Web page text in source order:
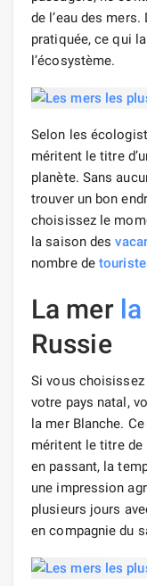
de l’eau des
pratiquée, ce qui
l’écosystème.
Selon les
méritent le titre
planète. Sans
trouver un bon
choisissez le
la saison des
nombre de
La mer
Russie
Si vous choisissez
votre pays natal,
la mer Blanche.
méritent le titre de
en passant, la
une impression
plusieurs jours
en compagnie du